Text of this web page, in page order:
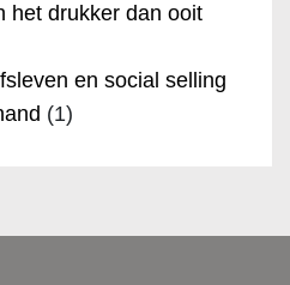
het drukker dan ooit
en social selling
(1)